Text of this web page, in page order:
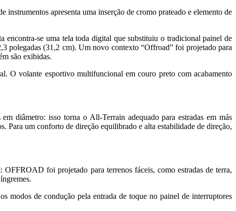
apresenta uma inserção de cromo prateado e elemento de
encontra-se uma tela toda digital que substituiu o tradicional painel de
polegadas (31,2 cm). Um novo contexto “Offroad” foi projetado para
são exibidas.
O volante esportivo multifuncional em couro preto com acabamento
diâmetro: isso torna o All-Terrain adequado para estradas em más
Para um conforto de direção equilibrado e alta estabilidade de direção,
foi projetado para terrenos fáceis, como estradas de terra,
de condução pela entrada de toque no painel de interruptores